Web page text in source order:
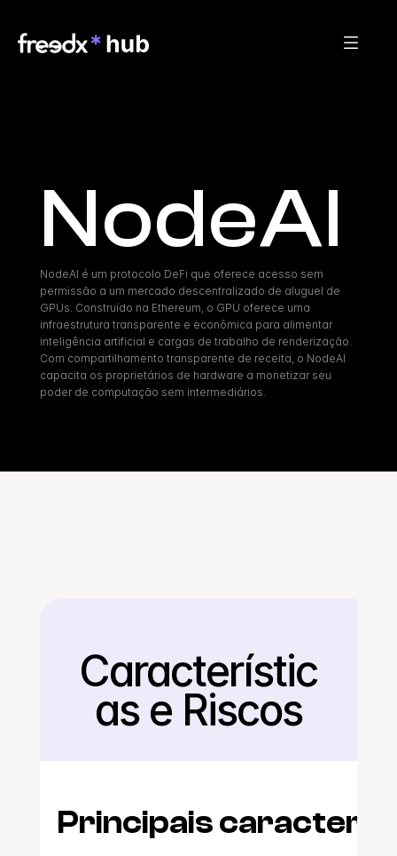
NodeAI
NodeAI é um protocolo DeFi que oferece acesso sem
permissão a um mercado descentralizado de aluguel de
GPUs. Construído na Ethereum, o GPU oferece uma
infraestrutura transparente e econômica para alimentar
inteligência artificial e cargas de trabalho de renderização.
Com compartilhamento transparente de receita, o NodeAI
capacita os proprietários de hardware a monetizar seu
poder de computação sem intermediários.
Voltar
Característic
as e Riscos
Principais